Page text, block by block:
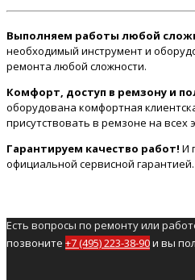
Выполняем работы любой
необходимый инструмент и
ремонта любой сложности.
Комфорт, доступ в ремзону и
оборудована комфортная
присутствовать в ремзоне на всех
Гарантируем качество работ! И
официальной сервисной гарантией.
Есть вопросы по ремонту или
позвоните +7 (495) 223-38-90и вы